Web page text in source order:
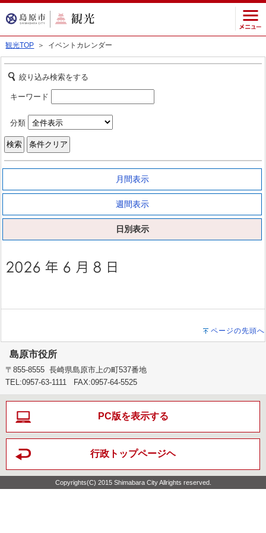
観光TOP ＞ イベントカレンダー
絞り込み検索をする
キーワード
分類
月間表示
週間表示
日別表示
ページの先頭へ
島原市役所
〒855-8555 長崎県島原市上の町537番地
TEL:0957-63-1111 FAX:0957-64-5525
PC版を表示する
行政トップページヘ
Copyrights(C) 2015 Shimabara City Allrights reserved.